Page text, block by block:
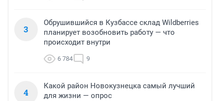
3
Обрушившийся в Кузбассе склад Wildberries
планирует возобновить работу — что
происходит внутри
6 784 9
4
Какой район Новокузнецка самый лучший
для жизни — опрос